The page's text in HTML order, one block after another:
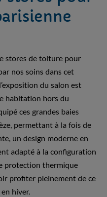
stores de toiture pour
nos soins dans cet
du salon est
habitation hors du
ces grandes baies
permettant à la fois de
un design moderne en
adapté à la configuration
protection thermique
profiter pleinement de ce
hiver.